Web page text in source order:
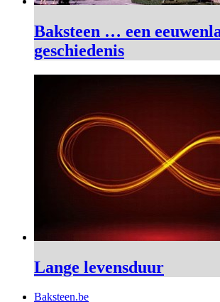
Baksteen … een
geschiedenis
Lange levensduur
Baksteen.be